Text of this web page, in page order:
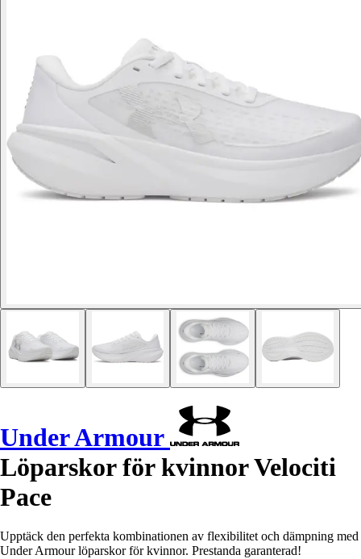
Under Armour
Löparskor för kvinnor Velociti
Pace
Upptäck den perfekta kombinationen av flexibilitet och dämpning med
Under Armour löparskor för kvinnor. Prestanda garanterad!